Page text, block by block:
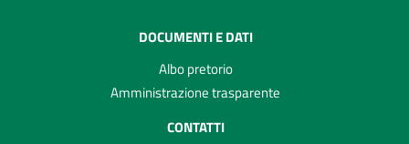
DOCUMENTI E DATI
Albo pretorio
Amministrazione trasparente
CONTATTI